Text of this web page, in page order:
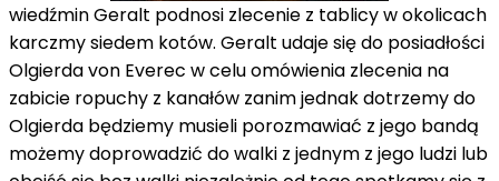
wiedźmin Geralt podnosi zlecenie z tablicy w okolicach
karczmy siedem kotów. Geralt udaje się do posiadłości
Olgierda von Everec w celu omówienia zlecenia na
zabicie ropuchy z kanałów zanim jednak dotrzemy do
Olgierda będziemy musieli porozmawiać z jego bandą
możemy doprowadzić do walki z jednym z jego ludzi lub